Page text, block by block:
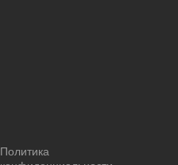
Политика